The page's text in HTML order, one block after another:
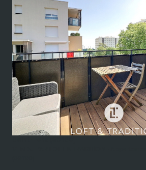
voir le bien